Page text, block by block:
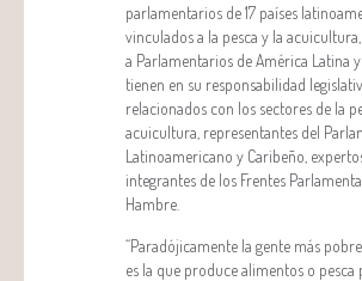
parlamentarios de 17 países
vinculados a la pesca y la
a Parlamentarios de América Latina
tienen en su responsabilidad
relacionados con los sectores de la
acuicultura, representantes del
Latinoamericano y Caribeño,
integrantes de los Frentes
Hambre.
“Paradójicamente la gente más
es la que produce alimentos o pesca